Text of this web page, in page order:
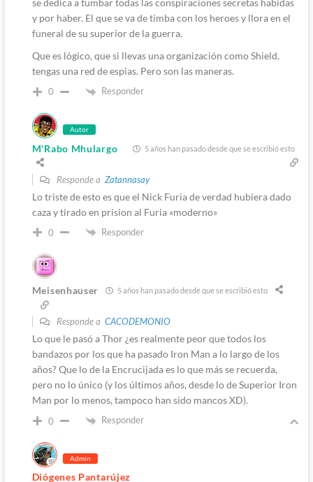
se dedica a tumbar todas las conspiraciones secretas habidas
y por haber. El que se va de timba con los heroes y llora en el
funeral de su superior de la guerra.
Que es lógico, que si llevas una organización como Shield,
tengas una red de espias. Pero son las maneras.
0 Responder
Autor
M'Rabo Mhulargo 5 años han pasado desde que se escribió esto
Responde a Zatannasay
Lo triste de esto es que el Nick Furia de verdad hubiera dado
caza y tirado en prision al Furia «moderno»
0 Responder
Meisenhauser 5 años han pasado desde que se escribió esto
Responde a CACODEMONIO
Lo que le pasó a Thor ¿es realmente peor que todos los
bandazos por los que ha pasado Iron Man a lo largo de los
años? Que lo de la Encrucijada es lo que más se recuerda,
pero no lo único (y los últimos años, desde lo de Superior Iron
Man por lo menos, tampoco han sido mancos XD).
0 Responder
Admin
Diógenes Pantarújez